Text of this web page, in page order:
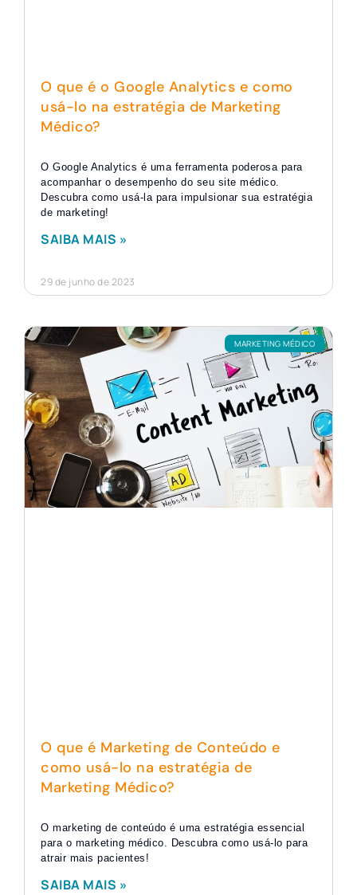
O que é o Google Analytics e como
usá-lo na estratégia de Marketing
Médico?
O Google Analytics é uma ferramenta poderosa para
acompanhar o desempenho do seu site médico.
Descubra como usá-la para impulsionar sua estratégia
de marketing!
SAIBA MAIS »
29 de junho de 2023
MARKETING MÉDICO
O que é Marketing de Conteúdo e
como usá-lo na estratégia de
Marketing Médico?
O marketing de conteúdo é uma estratégia essencial
para o marketing médico. Descubra como usá-lo para
atrair mais pacientes!
SAIBA MAIS »